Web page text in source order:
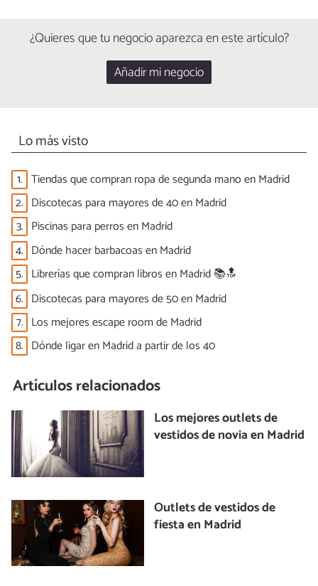
¿Quieres que tu negocio aparezca en este artículo?
Añadir mi negocio
Lo más visto
1. Tiendas que compran ropa de segunda mano en Madrid
2. Discotecas para mayores de 40 en Madrid
3. Piscinas para perros en Madrid
4. Dónde hacer barbacoas en Madrid
5. Librerías que compran libros en Madrid 📚🔝
6. Discotecas para mayores de 50 en Madrid
7. Los mejores escape room de Madrid
8. Dónde ligar en Madrid a partir de los 40
Artículos relacionados
Los mejores outlets de
vestidos de novia en Madrid
Outlets de vestidos de
fiesta en Madrid